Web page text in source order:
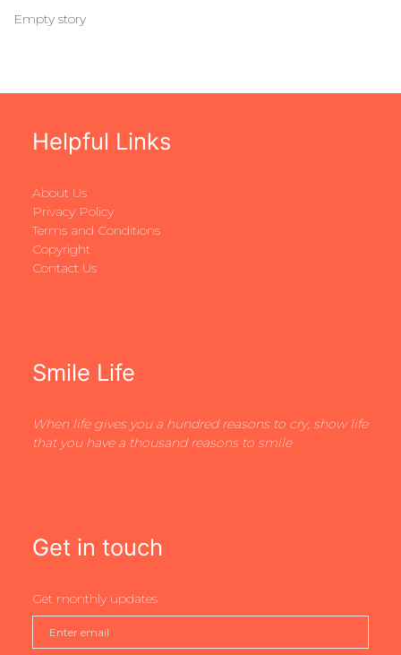
Empty story
Helpful Links
About Us
Privacy Policy
Terms and Conditions
Copyright
Contact Us
Smile Life
When life gives you a hundred reasons to cry, show life
that you have a thousand reasons to smile
Get in touch
Get monthly updates